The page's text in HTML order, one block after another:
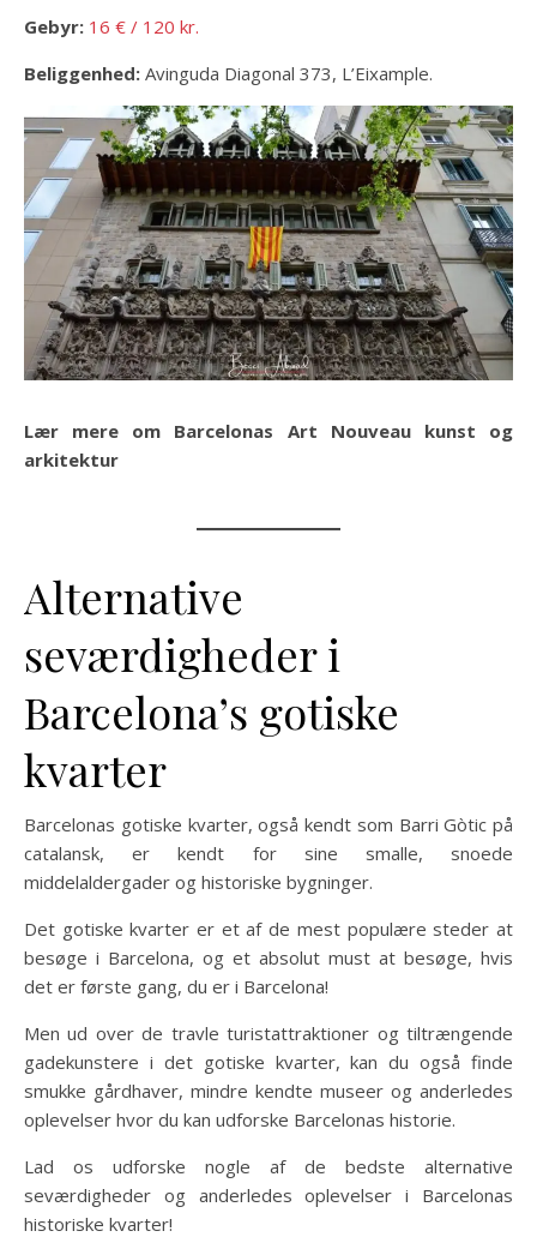
Gebyr: 16 € / 120 kr.
Beliggenhed: Avinguda Diagonal 373, L’Eixample.
Lær mere om Barcelonas Art Nouveau kunst og
arkitektur
Alternative
seværdigheder i
Barcelona’s gotiske
kvarter
Barcelonas gotiske kvarter, også kendt som Barri Gòtic på
catalansk, er kendt for sine smalle, snoede
middelaldergader og historiske bygninger.
Det gotiske kvarter er et af de mest populære steder at
besøge i Barcelona, og et absolut must at besøge, hvis
det er første gang, du er i Barcelona!
Men ud over de travle turistattraktioner og tiltrængende
gadekunstere i det gotiske kvarter, kan du også finde
smukke gårdhaver, mindre kendte museer og anderledes
oplevelser hvor du kan udforske Barcelonas historie.
Lad os udforske nogle af de bedste alternative
seværdigheder og anderledes oplevelser i Barcelonas
historiske kvarter!